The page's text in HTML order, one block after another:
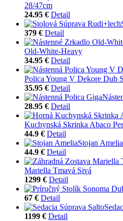
28/47cm
24.95 € Detail
379 € Detail
Old-White-Heavy
34.95 € Detail
Polica Young V Dekore Dub
35.95 € Detail
28.95 € Detail
Kuchynská Skrinka Abaco
44.9 € Detail
Stojan Amelia
44.9 € Detail
Mariella Tmavá Sivá
1299 € Detail
67 € Detail
1199 € Detail